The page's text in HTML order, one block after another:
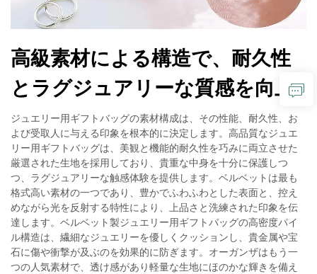
高級素材による構造で、耐久性
とラグジュアリーな質感を向上
ジュエリー用ギフトバッグの素材構成は、その性能、耐久性、お
よび受取人に与える印象を根本的に決定します。高品質なジュエ
リー用ギフトバッグは、美観と機能的耐久性を巧みに両立させた
厳選された生地を採用しており、貴重な中身を十分に保護しつ
つ、ラグジュアリーな触感体験を提供します。ベルベットは最も
格式高い素材の一つであり、豊かでふわふわとした表面と、控え
めながら光を反射する特性により、上品さと洗練された印象を伝
達します。ベルベット製ジュエリー用ギフトバッグの高密度パイ
ル構造は、繊細なジュエリーを優しくクッションし、貴金属や宝
石に傷や衝撃が及ぶのを効果的に防ぎます。オーガンザはもう一
つの人気素材で、透け感があり軽量な生地にほのかな輝きを備え